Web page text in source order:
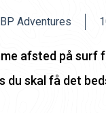
Adventures
afsted på
du skal få det